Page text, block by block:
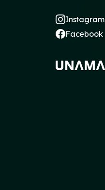
Instagram
Facebook